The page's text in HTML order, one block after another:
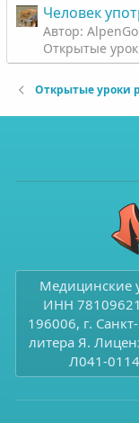
Человек
Автор:
Открытые
Открытые уроки
Медицинские
ИНН
196006, г.
литера Я.
Л041-